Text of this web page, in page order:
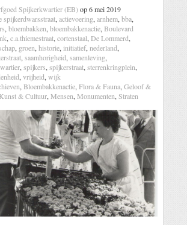
Spijkerkwartier (EB)op 6 mei 2019
spijkerdwarsstraat, actievoering, arnhem, bba,
, bloembakken, bloembakkenactie, Boulevard
, c.a.thiemestraat, cortenstaal, De Lommerd,
, groen, historie, initiatief, nederland,
, saamhorigheid, samenleving,
, spijkers, spijkerstraat, sterrenkringplein,
, vrijheid, wijk
, Bloembakkenactie, Flora & Fauna, Geloof &
Kunst & Cultuur, Mensen, Monumenten, Straten